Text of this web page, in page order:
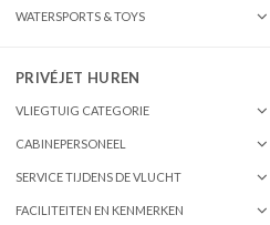
WATERSPORTS & TOYS
PRIVÉJET HUREN
VLIEGTUIG CATEGORIE
CABINEPERSONEEL
SERVICE TIJDENS DE VLUCHT
FACILITEITEN EN KENMERKEN